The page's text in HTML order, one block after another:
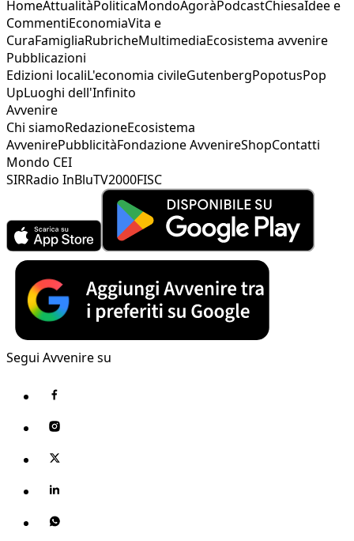
HomeAttualitàPoliticaMondoAgoràPodcastChiesaIdee e
CommentiEconomiaVita e
CuraFamigliaRubricheMultimediaEcosistema avvenire
Pubblicazioni
Edizioni localiL'economia civileGutenbergPopotusPop
UpLuoghi dell'Infinito
Avvenire
Chi siamoRedazioneEcosistema
AvvenirePubblicitàFondazione AvvenireShopContatti
Mondo CEI
SIRRadio InBluTV2000FISC
Segui Avvenire su